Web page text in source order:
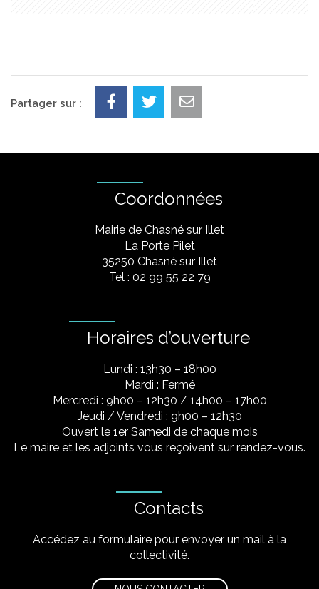
Partager sur :
Coordonnées
Mairie de Chasné sur Illet
La Porte Pilet
35250 Chasné sur Illet
Tel : 02 99 55 22 79
Horaires d’ouverture
Lundi : 13h30 – 18h00
Mardi : Fermé
Mercredi : 9h00 – 12h30 / 14h00 – 17h00
Jeudi / Vendredi : 9h00 – 12h30
Ouvert le 1er Samedi de chaque mois
Le maire et les adjoints vous reçoivent sur rendez-vous.
Contacts
Accédez au formulaire pour envoyer un mail à la
collectivité.